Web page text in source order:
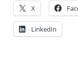
X
LinkedIn